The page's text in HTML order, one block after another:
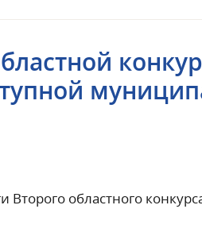
Второго областного